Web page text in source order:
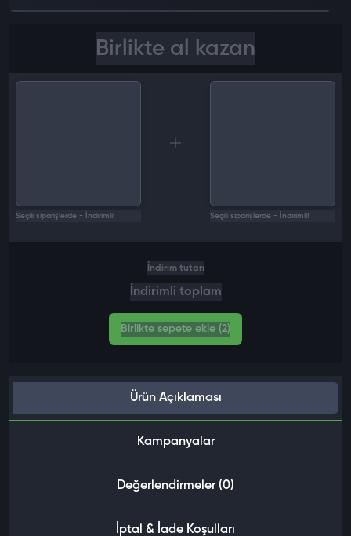
Birlikte al kazan
Seçili siparişlerde - İndirimli! Seçili siparişlerde - İndirimli!
İndirim tutarı
İndirimli toplam
Birlikte sepete ekle (2)
Ürün Açıklaması
Kampanyalar
Değerlendirmeler (0)
İptal & İade Koşulları